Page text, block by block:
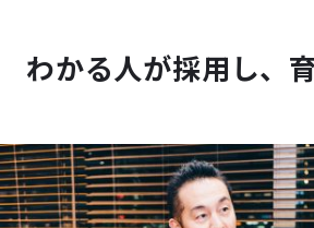
わかる人が採用し、育